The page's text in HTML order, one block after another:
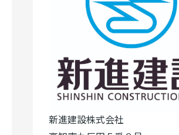
新進建設株式会社
高知市九反田５番８号
建設業
ImageImageImage